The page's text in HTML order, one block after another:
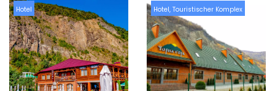
Hotel Hotel, Touristischer Komplex